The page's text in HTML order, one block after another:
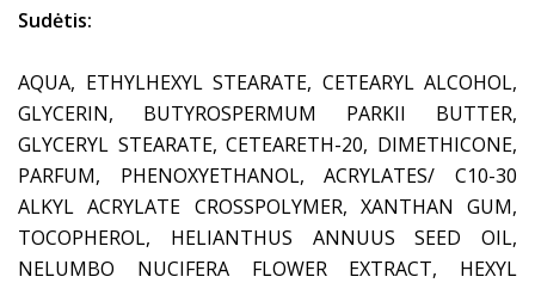
Sudėtis:
AQUA, ETHYLHEXYL STEARATE, CETEARYL ALCOHOL,
GLYCERIN, BUTYROSPERMUM PARKII BUTTER,
GLYCERYL STEARATE, CETEARETH-20, DIMETHICONE,
PARFUM, PHENOXYETHANOL, ACRYLATES/ C10-30
ALKYL ACRYLATE CROSSPOLYMER, XANTHAN GUM,
TOCOPHEROL, HELIANTHUS ANNUUS SEED OIL,
NELUMBO NUCIFERA FLOWER EXTRACT, HEXYL